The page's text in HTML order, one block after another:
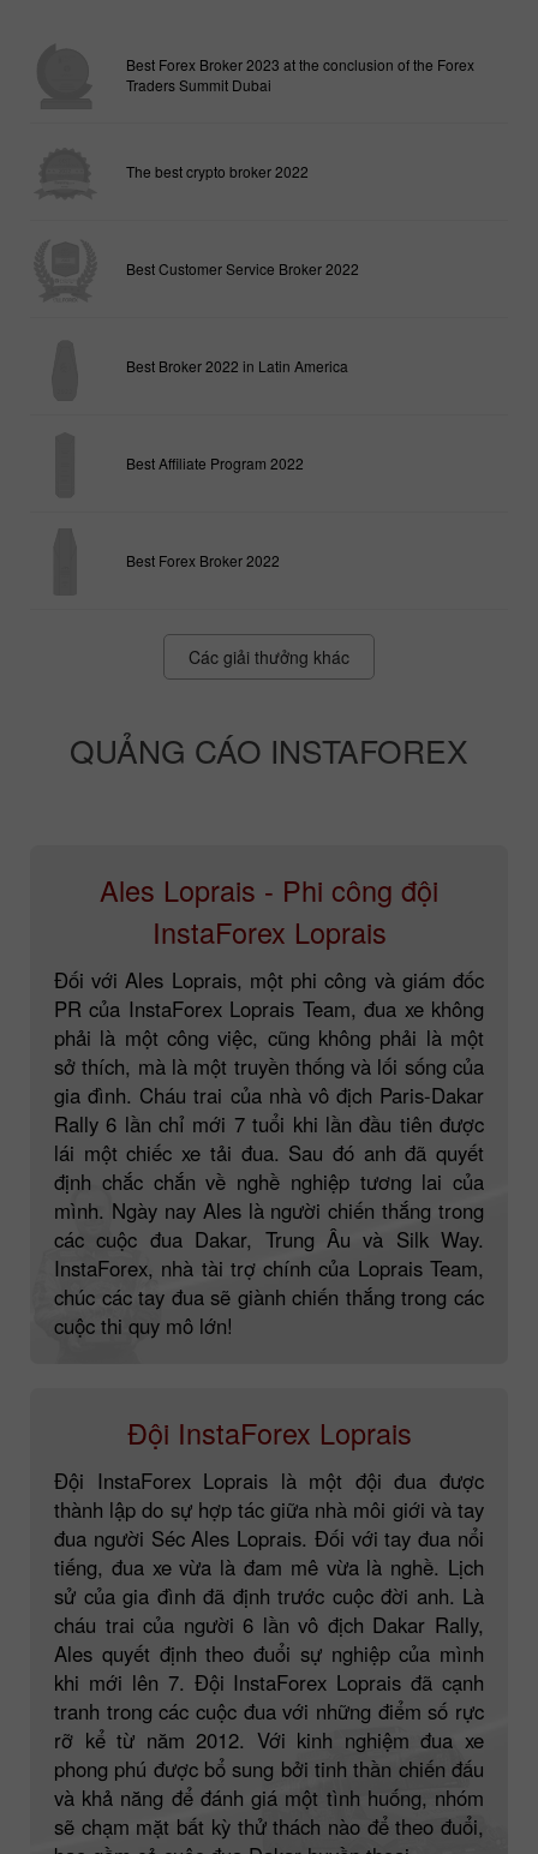
Best Forex Broker 2023 at the conclusion of the Forex
Traders Summit Dubai
The best crypto broker 2022
Best Customer Service Broker 2022
Best Broker 2022 in Latin America
Best Affiliate Program 2022
Best Forex Broker 2022
Các giải thưởng khác
QUẢNG CÁO INSTAFOREX
Ales Loprais - Phi công đội
InstaForex Loprais
Đối với Ales Loprais, một phi công và giám đốc
PR của InstaForex Loprais Team, đua xe không
phải là một công việc, cũng không phải là một
sở thích, mà là một truyền thống và lối sống của
gia đình. Cháu trai của nhà vô địch Paris-Dakar
Rally 6 lần chỉ mới 7 tuổi khi lần đầu tiên được
lái một chiếc xe tải đua. Sau đó anh đã quyết
định chắc chắn về nghề nghiệp tương lai của
mình. Ngày nay Ales là người chiến thắng trong
các cuộc đua Dakar, Trung Âu và Silk Way.
InstaForex, nhà tài trợ chính của Loprais Team,
chúc các tay đua sẽ giành chiến thắng trong các
cuộc thi quy mô lớn!
Đội InstaForex Loprais
Đội InstaForex Loprais là một đội đua được
thành lập do sự hợp tác giữa nhà môi giới và tay
đua người Séc Ales Loprais. Đối với tay đua nổi
tiếng, đua xe vừa là đam mê vừa là nghề. Lịch
sử của gia đình đã định trước cuộc đời anh. Là
cháu trai của người 6 lần vô địch Dakar Rally,
Ales quyết định theo đuổi sự nghiệp của mình
khi mới lên 7. Đội InstaForex Loprais đã cạnh
tranh trong các cuộc đua với những điểm số rực
rỡ kể từ năm 2012. Với kinh nghiệm đua xe
phong phú được bổ sung bởi tinh thần chiến đấu
và khả năng để đánh giá một tình huống, nhóm
sẽ chạm mặt bất kỳ thử thách nào để theo đuổi,